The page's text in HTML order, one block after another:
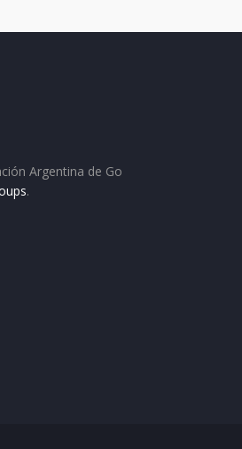
Argentina de Go
.